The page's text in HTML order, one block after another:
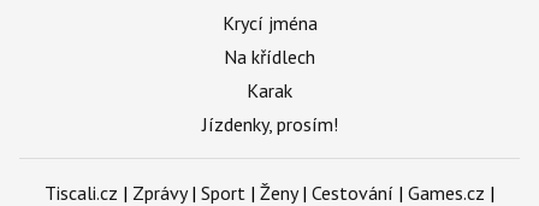
Krycí jména
Na křídlech
Karak
Jízdenky, prosím!
Tiscali.cz | Zprávy| Sport | Ženy| Cestování | Games.cz |